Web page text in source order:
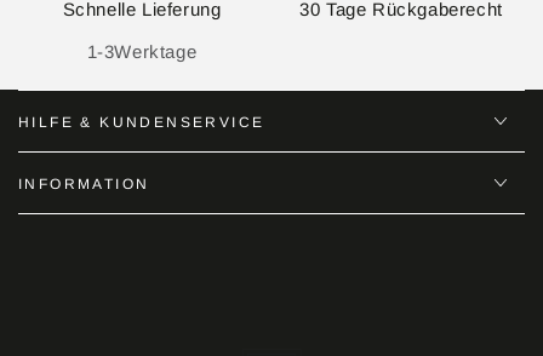
Schnelle Lieferung
1-3Werktage
30 Tage Rückgaberecht
HILFE & KUNDENSERVICE
INFORMATION